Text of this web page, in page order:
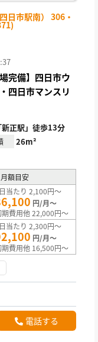
日市駅南） 306・
完備】四日市ウ
四日市マンスリ
正駅」徒歩13分
26m²
月額目安
当たり 2,100円～
円/月～
期費用他 22,000円～
当たり 2,300円～
円/月～
期費用他 16,500円～
電話する